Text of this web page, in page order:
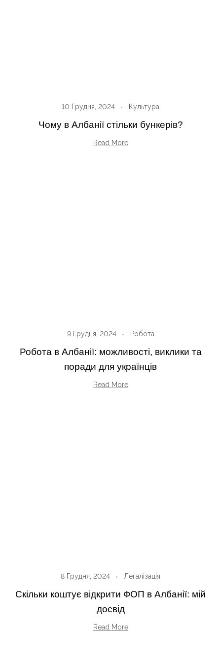
10 Грудня, 2024 Культура
Чому в Албанії стільки бункерів?
Read More
9 Грудня, 2024 Робота
Робота в Албанії: можливості, виклики та
поради для українців
Read More
8 Грудня, 2024 Легалізація
Скільки коштує відкрити ФОП в Албанії: мій
досвід
Read More